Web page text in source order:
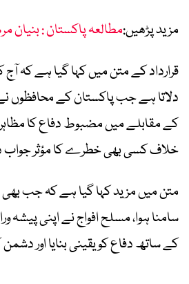
مزید پڑھیں:مطالعہ پاکستان :
قرارداد کے متن میں کہا گیا ہے کہ
دلاتا ہے جب پاکستان کے
کے مقابلے میں مضبوط دفاع کا
خلاف کسی بھی خطرے کا مؤثر جواب
متن میں مزید کہا گیا ہے کہ جب
سامنا ہوا، مسلح افواج نے اپنی پیشہ
کے ساتھ دفاع کو یقینی بنایا اور دشمن